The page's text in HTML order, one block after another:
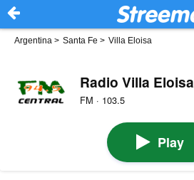
Argentina > Santa Fe > Villa Eloisa
Radio Villa Eloisa
FM · 103.5
Play